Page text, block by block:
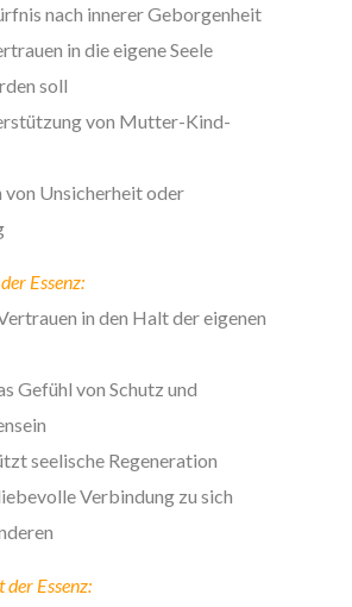
nach innerer Geborgenheit
in die eigene Seele
soll
von Mutter-Kind-
Unsicherheit oder
Essenz:
in den Halt der eigenen
Gefühl von Schutz und
seelische Regeneration
Verbindung zu sich
Essenz: